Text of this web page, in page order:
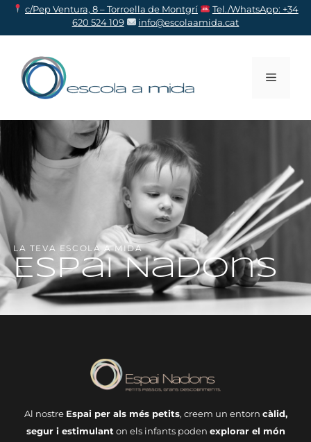
c/Pep Ventura, 8 – Torroella de Montgrí
Tel./WhatsApp: +34
620 524 109
info@escolaamida.cat
LA TEVA ESCOLA A MIDA
Espai Nadons
Al nostre Espai per als més petits, creem un entorn càlid,
segur i estimulanton els infants poden explorar el món